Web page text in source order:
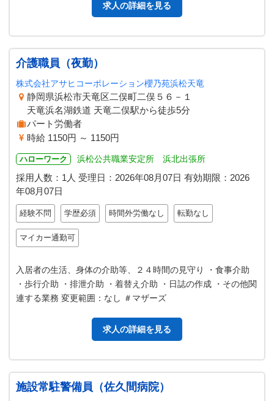
求人の詳細を見る
介護職員（夜勤）
株式会社アサヒコーポレーション櫻乃苑浜松天竜
静岡県浜松市天竜区二俣町二俣５６－１
天竜浜名湖鉄道 天竜二俣駅から徒歩5分
パート労働者
時給 1150円 ～ 1150円
ハローワーク 浜松公共職業安定所 浜北出張所
採用人数：1人 受理日： 2026年08月07日 有効期限： 2026
年08月07日
経験不問 学歴必須 時間外労働なし 転勤なし
マイカー通勤可
入居者の生活、身体の介助等、２４時間の見守り ・食事介助
・歩行介助 ・排泄介助 ・着替え介助 ・日誌の作成 ・その他関
連する業務 変更範囲：なし ＃マザーズ
求人の詳細を見る
施設常駐警備員（佐久間病院）